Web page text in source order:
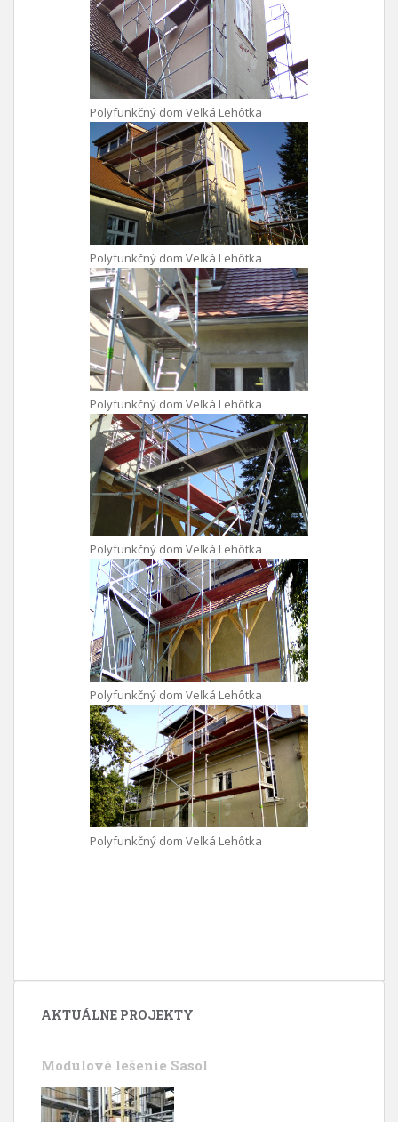
Polyfunkčný dom Veľká Lehôtka
Polyfunkčný dom Veľká Lehôtka
Polyfunkčný dom Veľká Lehôtka
Polyfunkčný dom Veľká Lehôtka
Polyfunkčný dom Veľká Lehôtka
Polyfunkčný dom Veľká Lehôtka
AKTUÁLNE PROJEKTY
Modulové lešenie Sasol